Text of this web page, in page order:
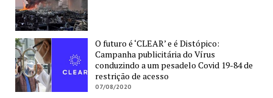
O futuro é ‘CLEAR’ e é Distópico:
Campanha publicitária do Vírus
conduzindo a um pesadelo Covid 19-84 de
restrição de acesso
07/08/2020